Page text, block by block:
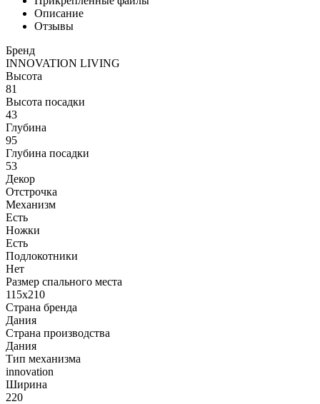
Описание
Отзывы
Бренд
INNOVATION LIVING
Высота
81
Высота посадки
43
Глубина
95
Глубина посадки
53
Декор
Отстрочка
Механизм
Есть
Ножки
Есть
Подлокотники
Нет
Размер спального места
115х210
Страна бренда
Дания
Страна производства
Дания
Тип механизма
innovation
Ширина
220